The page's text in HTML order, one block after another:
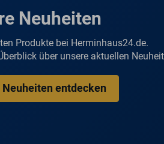
Neuheiten
Produkte bei Herminhaus24.de.
über unsere aktuellen
entdecken